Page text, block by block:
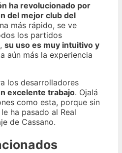
ha revolucionado por
del mejor club del
más rápido, se ve
los partidos
su uso es muy intuitivo y
aún más la experiencia
los desarrolladores
excelente trabajo. Ojalá
como esta, porque sin
ha pasado al Real
de Cassano.